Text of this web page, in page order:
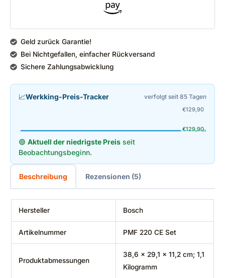
Geld zurück Garantie!
Bei Nichtgefallen, einfacher Rückversand
Sichere Zahlungsabwicklung
📈Werkking-Preis-Tracker verfolgt seit 85 Tagen
€129,90
€129,90
🟢 Aktuell der niedrigste Preis seit
Beobachtungsbeginn.
Beschreibung Rezensionen (5)
Hersteller ‎Bosch
Artikelnummer ‎PMF 220 CE Set
Produktabmessungen
‎38,6 x 29,1 x 11,2 cm; 1,1
Kilogramm